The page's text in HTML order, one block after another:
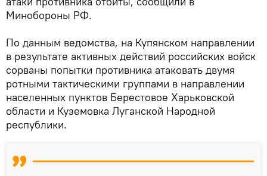
Минобороны РФ.
По данным ведомства, на Купянском направлении
в результате активных действий российских войск
сорваны попытки противника атаковать двумя
ротными тактическими группами в направлении
населенных пунктов Берестовое Харьковской
области и Куземовка Луганской Народной
республики.